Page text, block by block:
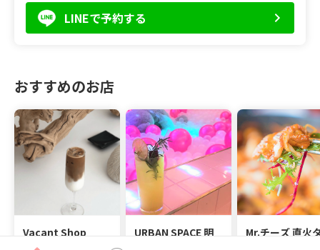
LINEで予約する
おすすめのお店
Vacant Shop
URBAN SPACE 明
Mr.チーズ 直火